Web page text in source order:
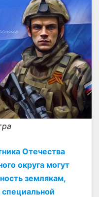
Отечества
округа могут
землякам,